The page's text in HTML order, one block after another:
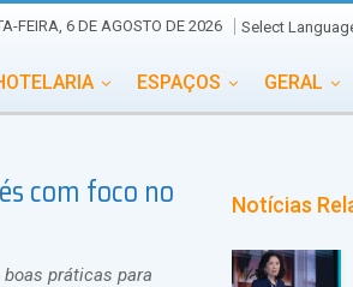
FEIRA, 6 DE AGOSTO DE 2026 Select
ESPAÇOS GERAL
PERSONALIDADE PORTAL
com foco no
práticas para
Notícias